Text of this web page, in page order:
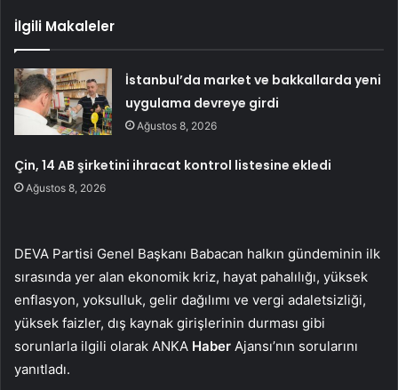
İlgili Makaleler
İstanbul’da market ve bakkallarda yeni
uygulama devreye girdi
Ağustos 8, 2026
Çin, 14 AB şirketini ihracat kontrol listesine ekledi
Ağustos 8, 2026
DEVA Partisi Genel Başkanı Babacan halkın gündeminin ilk
sırasında yer alan ekonomik kriz, hayat pahalılığı, yüksek
enflasyon, yoksulluk, gelir dağılımı ve vergi adaletsizliği,
yüksek faizler, dış kaynak girişlerinin durması gibi
sorunlarla ilgili olarak ANKA Haber Ajansı’nın sorularını
yanıtladı.